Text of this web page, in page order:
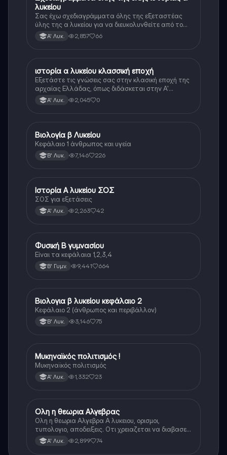
λυκείου
Σας έχω σχεδιαγράμματα όλης της εξεταστέας
ύλης της α λυκείου για να διευκολυνθείτε από το
τεράστιο βάρος του βιβλίου
Α' Λυκ. 2,857 66
Ιστορία
ιστορία α λυκείου κλασσική εποχή
Εξετάστε τις γνώσεις σας στην κλασική εποχή της
αρχαίας Ελλάδας, όπως διδάσκεται στην Α'
Λυκείου.Α' Λυκ. 2,045 0
Βιολογία
Βιολογία β Λυκείου
Κεφάλαιο 1 άνθρωπος και υγεία
Β' Λυκ. 7,146 226
Ιστορία
Ιστορία Α λυκείου ΣΟΣ
ΣΟΣ για εξετάσεις
Α' Λυκ. 2,263 42
Φυσική
Φυσική Β γυμνασίου
Είναι τα κεφάλαια 1,2,3,4
Β' Γυμν. 9,441 664
Βιολογία
Βιολογια β λυκείου κεφάλαιο 2
Κεφάλαιο 2 (άνθρωπος και περιβάλλον)
Β' Λυκ. 3,146 75
Ιστορία
Μυκηναϊκός πολιτισμός !
Μυκηναϊκός πολιτισμός
Α' Λυκ. 1,332 23
Μαθηματικά
Ολη η θεωρια Αλγεβρας
Ολη η θεωρια Αλγεβρα Α λυκειου, ορισμοι,
τυπολογιο, αποδειξεις. Οτι χρειαζεται να διαβασεις
για το θεωρητικο κομματι της αλγεβρας.
Α' Λυκ. 2,899 74